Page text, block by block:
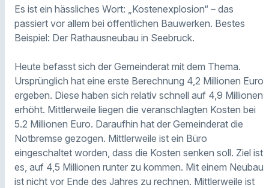
Es ist ein hässliches Wort: „Kostenexplosion“ – das
passiert vor allem bei öffentlichen Bauwerken. Bestes
Beispiel: Der Rathausneubau in Seebruck.
Heute befasst sich der Gemeinderat mit dem Thema.
Ursprünglich hat eine erste Berechnung 4,2 Millionen Euro
ergeben. Diese haben sich relativ schnell auf 4,9 Millionen
erhöht. Mittlerweile liegen die veranschlagten Kosten bei
5.2 Millionen Euro. Daraufhin hat der Gemeinderat die
Notbremse gezogen. Mittlerweile ist ein Büro
eingeschaltet worden, dass die Kosten senken soll. Ziel ist
es, auf 4,5 Millionen runter zu kommen. Mit einem Neubau
ist nicht vor Ende des Jahres zu rechnen. Mittlerweile ist